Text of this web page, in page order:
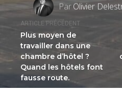
ARTICLE PRÉCÉDENT
Plus moyen de
travailler dans une
chambre d’hôtel ?
Quand les hôtels font
fausse route.
ParOlivier